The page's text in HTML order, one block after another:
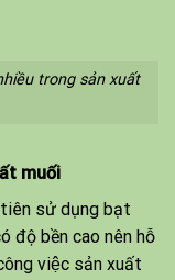
trong sản xuất
muối
sử dụng bạt
độ bền cao nên hỗ
việc sản xuất